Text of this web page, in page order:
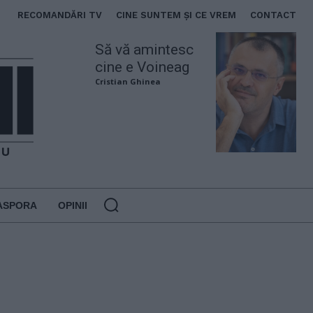
RECOMANDĂRI TV CINE SUNTEM ȘI CE VREM CONTACT
Să vă amintesc
cine e Voineag
Cristian Ghinea
OPINII